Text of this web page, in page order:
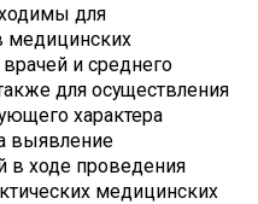
для
медицинских
врачей и среднего
для осуществления
характера
выявление
в ходе проведения
медицинских